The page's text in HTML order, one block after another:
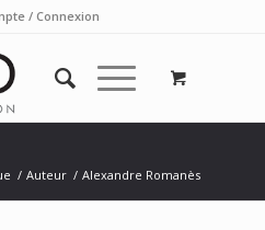
/ Connexion
/ Auteur / Alexandre Romanès